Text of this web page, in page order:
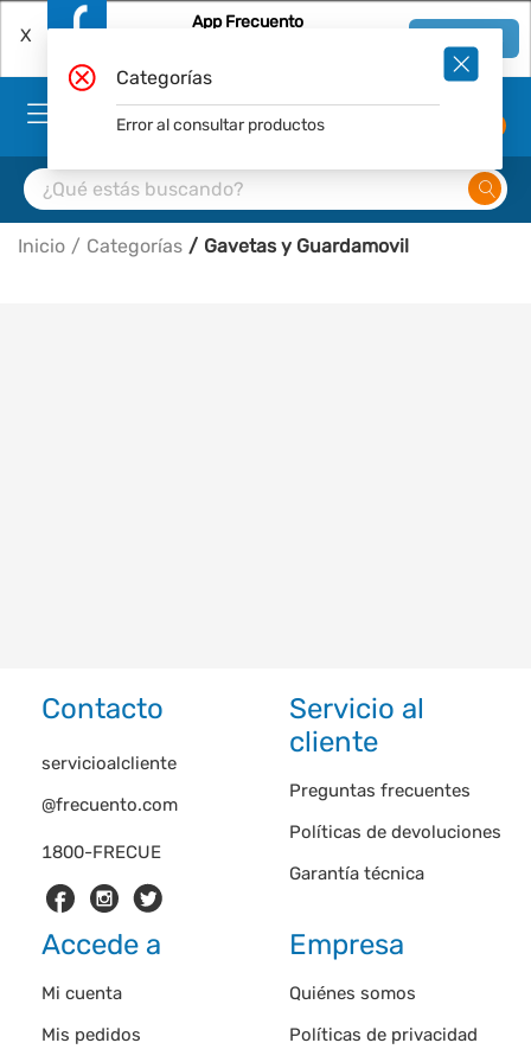
X
App Frecuento
Inicio Categorías Gavetas y Guardamovil
Contacto
1800-FRECUE
servicioalcliente
@frecuento.com
Servicio al
cliente
Preguntas frecuentes
Políticas de devoluciones
Garantía técnica
Accede a
Mi cuenta
Mis pedidos
Empresa
Quiénes somos
Políticas de privacidad
Categorías
Error al consultar productos